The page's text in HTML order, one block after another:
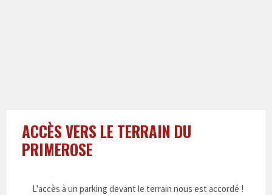
ACCÈS VERS LE TERRAIN DU
PRIMEROSE
L'accès à un parking devant le terrain nous est accordé !